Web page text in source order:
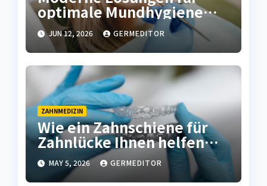
optimale Mundhygiene
und frischen Atem
JUN 12, 2026 GERMEDITOR
ZAHNMEDIZIN
Wie ein Zahnschiene für
Zahnlücke Ihnen helfen
kann, Ihr Lächeln
wiederherzustellen
MAY 5, 2026 GERMEDITOR